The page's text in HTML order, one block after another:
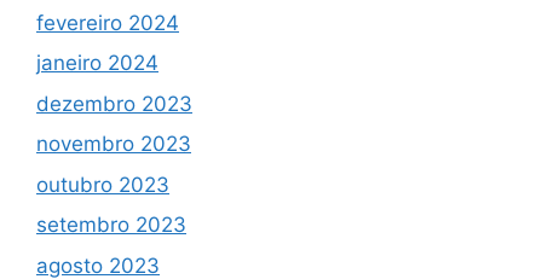
fevereiro 2024
janeiro 2024
dezembro 2023
novembro 2023
outubro 2023
setembro 2023
agosto 2023